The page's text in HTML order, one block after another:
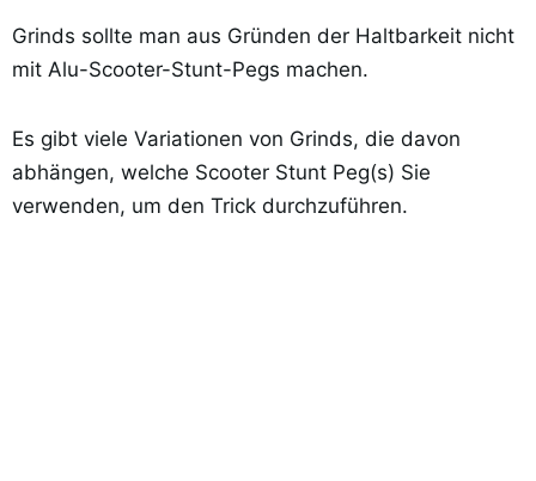
Grinds sollte man aus Gründen der Haltbarkeit nicht
mit Alu-Scooter-Stunt-Pegs machen.
Es gibt viele Variationen von Grinds, die davon
abhängen, welche Scooter Stunt Peg(s) Sie
verwenden, um den Trick durchzuführen.